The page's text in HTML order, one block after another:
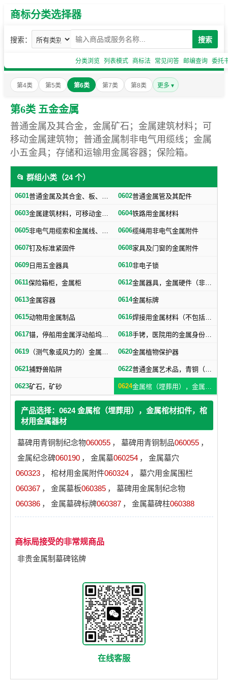
商标分类选择器
搜索： 搜索
分类浏览 列表模式 商标法 常见问答 邮编查询 委托
第4类 第5类 第6类 第7类 第8类 更多 ▾
第6类 五金金属
普通金属及其合金，金属矿石；金属建筑材料；可
移动金属建筑物；普通金属制非电气用缆线；金属
小五金具；存储和运输用金属容器；保险箱。
📂 群组小类（24 个）
0601 普通金属及其合金、板、各种型材（不包括焊接及铁路用金属材料） 0602普通金属管及其配件
0603 金属建筑材料，可移动金属建筑物（不包括建筑小五金） 0604铁路用金属材料
0605 非电气用缆索和金属线、网、带 0606缆绳用非电气金属附件
0607钉及标准紧固件 0608家具及门窗的金属附件
0609 日用五金器具 0610非电子锁
0611保险箱柜，金属柜 0612 金属器具，金属硬件（非机器零件）
0613金属容器 0614金属标牌
0615动物用金属制品 0616 焊接用金属材料（不包括塑料焊丝）
0617 锚，停船用金属浮动船坞，金属下锚桩 0618 手铐，医院用的金属身份证明手镯
0619 （测气象或风力的）金属浆叶，金属风标 0620金属植物保护器
0621捕野兽陷阱 0622 普通金属艺术品，青铜（艺术品）
0623矿石，矿砂 0624 金属棺（埋葬用），金属棺材扣件，棺材用金属器材
产品选择：0624 金属棺（埋葬用），金属棺材扣件，棺
材用金属器材
墓碑用青铜制纪念物060055 ， 墓碑用青铜制品060055 ，
金属纪念碑060190 ， 金属墓060254 ，
金属墓穴
060323 ， 棺材用金属附件060324 ，
墓穴用金属围栏
060367 ， 金属墓板060385 ，
墓碑用金属制纪念物
060386 ， 金属墓碑标牌060387 ， 金属墓碑柱060388
商标局接受的非常规商品
非贵金属制墓碑铭牌
在线客服